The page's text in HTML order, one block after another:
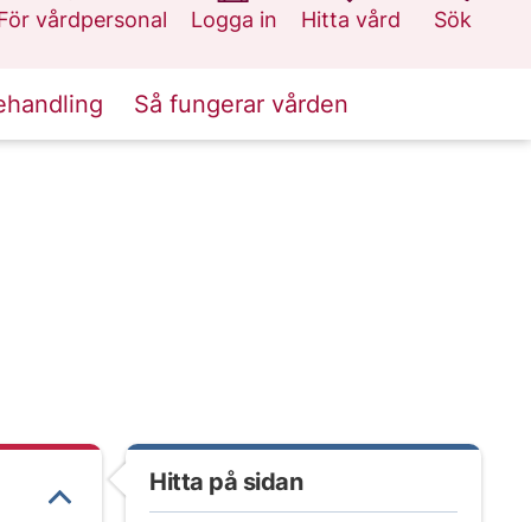
vårdpersonal
Logga in
Hitta vård
Sök
Så fungerar vården
Hitta på sidan